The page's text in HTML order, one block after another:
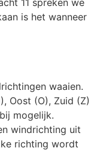
is het wanneer
waaien.
Oost (O), Zuid (Z)
mogelijk.
windrichting uit
richting wordt